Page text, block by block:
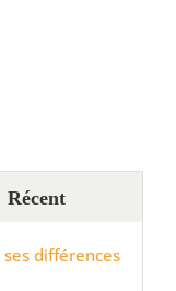
Récent
différences